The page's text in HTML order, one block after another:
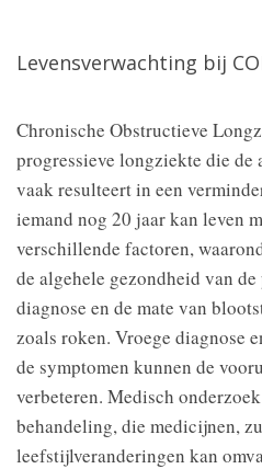
Levensverwachting bij
Chronische Obstructieve
progressieve longziekte die
vaak resulteert in een
iemand nog 20 jaar kan leven
verschillende factoren,
de algehele gezondheid van
diagnose en de mate van
zoals roken. Vroege diagnose
de symptomen kunnen de
verbeteren. Medisch
behandeling, die medicijnen,
leefstijlveranderingen kan